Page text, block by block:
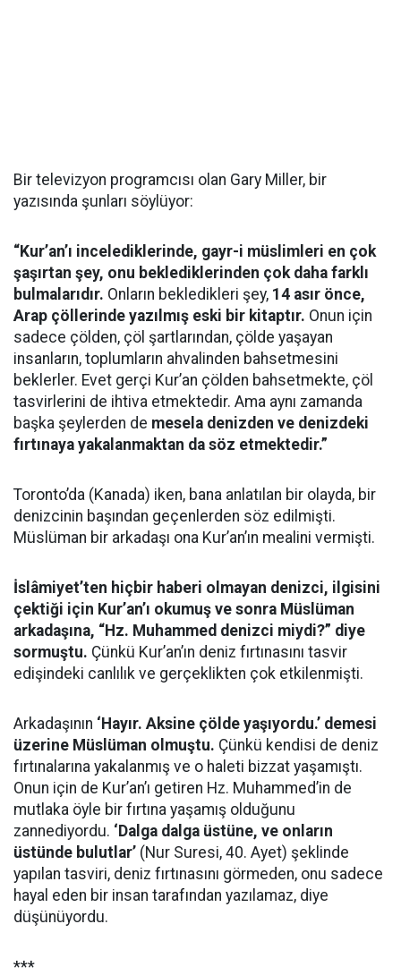
Bir televizyon programcısı olan Gary Miller, bir
yazısında şunları söylüyor:
“Kur’an’ı incelediklerinde, gayr-i müslimleri en çok
şaşırtan şey, onu beklediklerinden çok daha farklı
bulmalarıdır. Onların bekledikleri şey, 14 asır önce,
Arap çöllerinde yazılmış eski bir kitaptır. Onun için
sadece çölden, çöl şartlarından, çölde yaşayan
insanların, toplumların ahvalinden bahsetmesini
beklerler. Evet gerçi Kur’an çölden bahsetmekte, çöl
tasvirlerini de ihtiva etmektedir. Ama aynı zamanda
başka şeylerden de mesela denizden ve denizdeki
fırtınaya yakalanmaktan da söz etmektedir.”
Toronto’da (Kanada) iken, bana anlatılan bir olayda, bir
denizcinin başından geçenlerden söz edilmişti.
Müslüman bir arkadaşı ona Kur’an’ın mealini vermişti.
İslâmiyet’ten hiçbir haberi olmayan denizci, ilgisini
çektiği için Kur’an’ı okumuş ve sonra Müslüman
arkadaşına, “Hz. Muhammed denizci miydi?” diye
sormuştu. Çünkü Kur’an’ın deniz fırtınasını tasvir
edişindeki canlılık ve gerçeklikten çok etkilenmişti.
Arkadaşının ‘Hayır. Aksine çölde yaşıyordu.’ demesi
üzerine Müslüman olmuştu. Çünkü kendisi de deniz
fırtınalarına yakalanmış ve o haleti bizzat yaşamıştı.
Onun için de Kur’an’ı getiren Hz. Muhammed’in de
mutlaka öyle bir fırtına yaşamış olduğunu
zannediyordu. ‘Dalga dalga üstüne, ve onların
üstünde bulutlar’ (Nur Suresi, 40. Ayet) şeklinde
yapılan tasviri, deniz fırtınasını görmeden, onu sadece
hayal eden bir insan tarafından yazılamaz, diye
düşünüyordu.
***